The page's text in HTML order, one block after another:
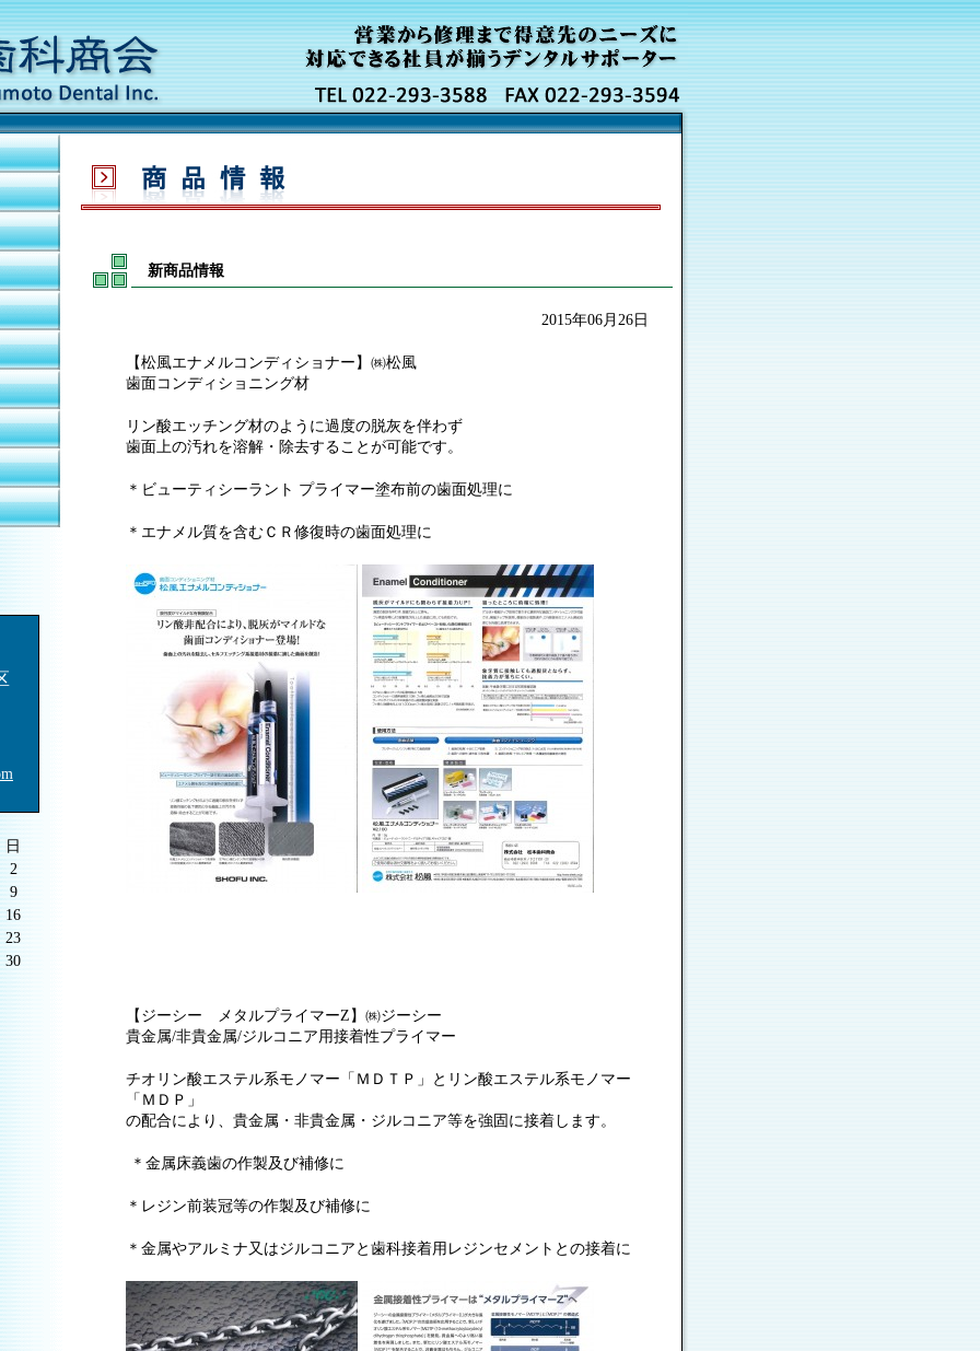
日
2
9
16
23
30
新商品情報
2015年06月26日
【松風エナメルコンディショナー】㈱松風
歯面コンディショニング材
リン酸エッチング材のように過度の脱灰を伴わず
歯面上の汚れを溶解・除去することが可能です。
＊ビューティシーラント プライマー塗布前の歯面処理に
＊エナメル質を含むＣＲ修復時の歯面処理に
【ジーシー メタルプライマーZ】㈱ジーシー
貴金属/非貴金属/ジルコニア用接着性プライマー
チオリン酸エステル系モノマー「ＭＤＴＰ」とリン酸エステル系モノマー
「ＭＤＰ」
の配合により、貴金属・非貴金属・ジルコニア等を強固に接着します。
＊金属床義歯の作製及び補修に
＊レジン前装冠等の作製及び補修に
＊金属やアルミナ又はジルコニアと歯科接着用レジンセメントとの接着に